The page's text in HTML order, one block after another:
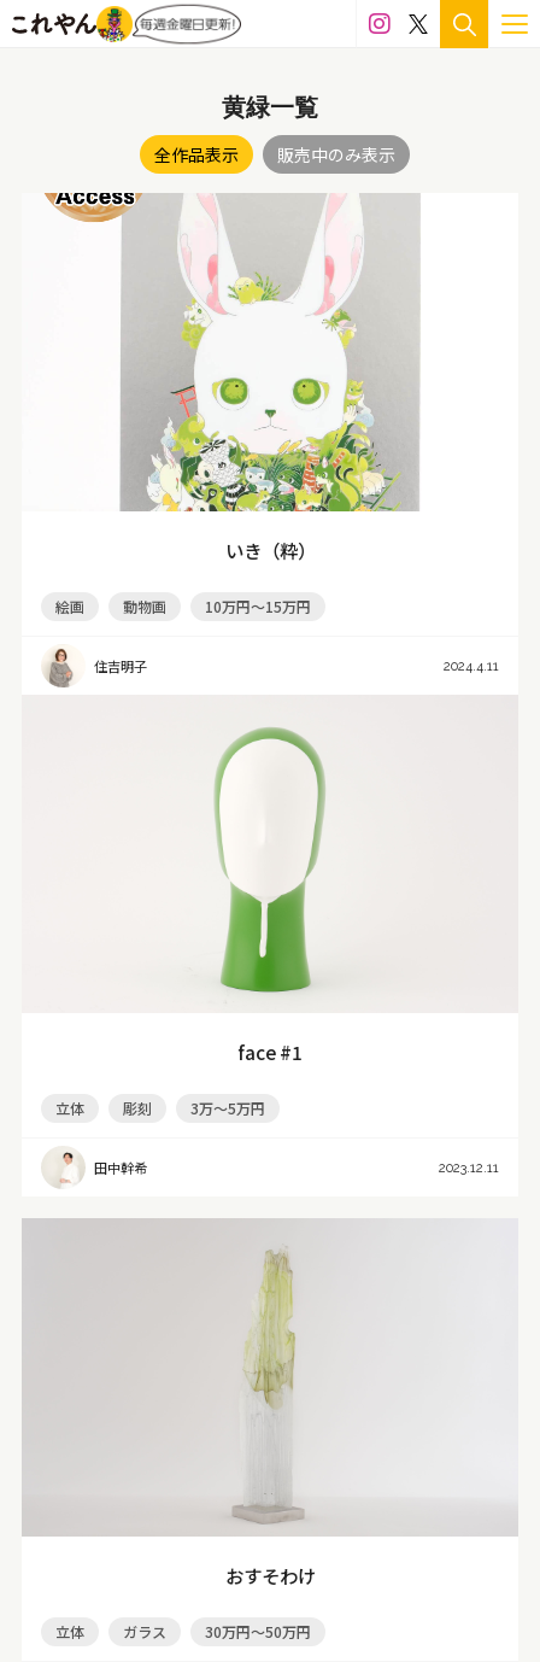
黄緑一覧
全作品表示 販売中のみ表示
いき（粋）
絵画 動物画 10万円～15万円
住吉明子 2024.4.11
face #1
立体 彫刻 3万～5万円
田中幹希 2023.12.11
おすそわけ
立体 ガラス 30万円～50万円